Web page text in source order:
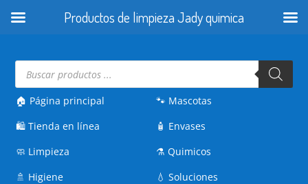
Búsqueda
productos
🏠 Página principal
🛍️Tienda en línea
🧼 Limpieza
🚿 Higiene
🐾 Mascotas
🧴 Envases
⚗️Quimicos
💧Soluciones
Productos de limpieza Jady quimica